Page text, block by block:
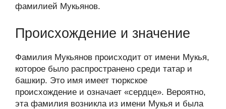
фамилией Мукьянов.
Происхождение и значение
Фамилия Мукьянов происходит от имени Мукья,
которое было распространено среди татар и
башкир. Это имя имеет тюркское
происхождение и означает «сердце». Вероятно,
эта фамилия возникла из имени Мукья и была